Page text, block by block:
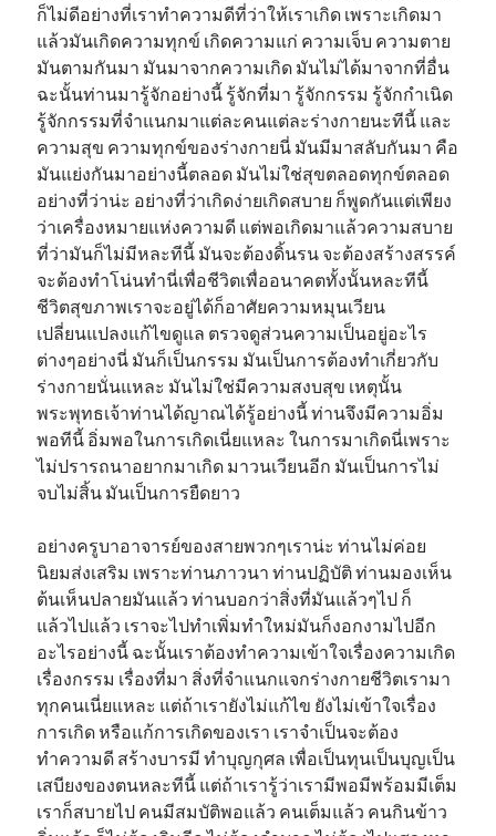
ก็ไม่ดีอย่างที่เราทำความดีที่ว่าให้เราเกิด เพราะเกิดมา
แล้วมันเกิดความทุกข์ เกิดความแก่ ความเจ็บ ความตาย
มันตามกันมา มันมาจากความเกิด มันไม่ได้มาจากที่อื่น
ฉะนั้นท่านมารู้จักอย่างนี้ รู้จักที่มา รู้จักกรรม รู้จักกำเนิด
รู้จักกรรมที่จำแนกมาแต่ละคนแต่ละร่างกายนะทีนี้ และ
ความสุข ความทุกข์ของร่างกายนี่ มันมีมาสลับกันมา คือ
มันแย่งกันมาอย่างนี้ตลอด มันไม่ใช่สุขตลอดทุกข์ตลอด
อย่างที่ว่าน่ะ อย่างที่ว่าเกิดง่ายเกิดสบาย ก็พูดกันแต่เพียง
ว่าเครื่องหมายแห่งความดี แต่พอเกิดมาแล้วความสบาย
ที่ว่ามันก็ไม่มีหละทีนี้ มันจะต้องดิ้นรน จะต้องสร้างสรรค์
จะต้องทำโน่นทำนี่เพื่อชีวิตเพื่ออนาคตทั้งนั้นหละทีนี้
ชีวิตสุขภาพเราจะอยู่ได้ก็อาศัยความหมุนเวียน
เปลี่ยนแปลงแก้ไขดูแล ตรวจดูส่วนความเป็นอยู่อะไร
ต่างๆอย่างนี่ มันก็เป็นกรรม มันเป็นการต้องทำเกี่ยวกับ
ร่างกายนั่นแหละ มันไม่ใช่มีความสงบสุข เหตุนั้น
พระพุทธเจ้าท่านได้ญาณได้รู้อย่างนี้ ท่านจึงมีความอิ่ม
พอทีนี้ อิ่มพอในการเกิดเนี่ยแหละ ในการมาเกิดนี่เพราะ
ไม่ปรารถนาอยากมาเกิด มาวนเวียนอีก มันเป็นการไม่
จบไม่สิ้น มันเป็นการยืดยาว
อย่างครูบาอาจารย์ของสายพวกๆเราน่ะ ท่านไม่ค่อย
นิยมส่งเสริม เพราะท่านภาวนา ท่านปฏิบัติ ท่านมองเห็น
ต้นเห็นปลายมันแล้ว ท่านบอกว่าสิ่งที่มันแล้วๆไป ก็
แล้วไปแล้ว เราจะไปทำเพิ่มทำใหม่มันก็งอกงามไปอีก
อะไรอย่างนี้ ฉะนั้นเราต้องทำความเข้าใจเรื่องความเกิด
เรื่องกรรม เรื่องที่มา สิ่งที่จำแนกแจกร่างกายชีวิตเรามา
ทุกคนเนี่ยแหละ แต่ถ้าเรายังไม่แก้ไข ยังไม่เข้าใจเรื่อง
การเกิด หรือแก้การเกิดของเรา เราจำเป็นจะต้อง
ทำความดี สร้างบารมี ทำบุญกุศล เพื่อเป็นทุนเป็นบุญเป็น
เสบียงของตนหละทีนี้ แต่ถ้าเรารู้ว่าเรามีพอมีพร้อมมีเต็ม
เราก็สบายไป คนมีสมบัติพอแล้ว คนเต็มแล้ว คนกินข้าว